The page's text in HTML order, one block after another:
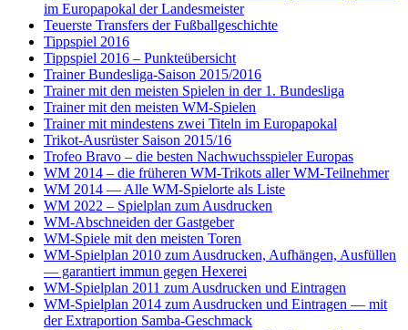
im Europapokal der Landesmeister
Teuerste Transfers der Fußballgeschichte
Tippspiel 2016
Tippspiel 2016 – Punkteübersicht
Trainer Bundesliga-Saison 2015/2016
Trainer mit den meisten Spielen in der 1. Bundesliga
Trainer mit den meisten WM-Spielen
Trainer mit mindestens zwei Titeln im Europapokal
Trikot-Ausrüster Saison 2015/16
Trofeo Bravo – die besten Nachwuchsspieler Europas
WM 2014 – die früheren WM-Trikots aller WM-Teilnehmer
WM 2014 — Alle WM-Spielorte als Liste
WM 2022 – Spielplan zum Ausdrucken
WM-Abschneiden der Gastgeber
WM-Spiele mit den meisten Toren
WM-Spielplan 2010 zum Ausdrucken, Aufhängen, Ausfüllen
— garantiert immun gegen Hexerei
WM-Spielplan 2011 zum Ausdrucken und Eintragen
WM-Spielplan 2014 zum Ausdrucken und Eintragen — mit
der Extraportion Samba-Geschmack